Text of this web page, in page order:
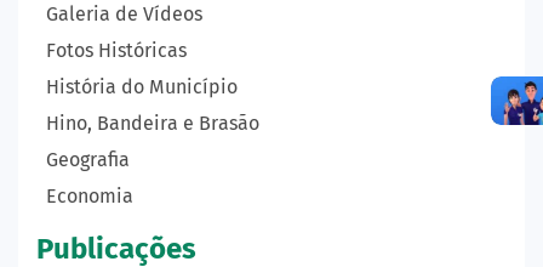
Galeria de Vídeos
Fotos Históricas
História do Município
Hino, Bandeira e Brasão
Geografia
Economia
Publicações